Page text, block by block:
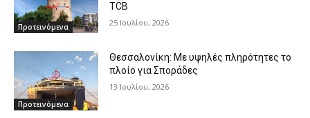
Προτεινόμενα
TCB
25 Ιουλίου, 2026
Προτεινόμενα
Θεσσαλονίκη: Με υψηλές πληρότητες το
πλοίο για Σποράδες
13 Ιουλίου, 2026